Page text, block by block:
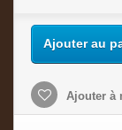
Ajouter au
Ajouter à